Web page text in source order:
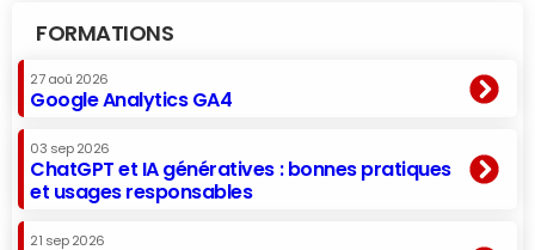
FORMATIONS
27 aoû 2026
Google Analytics GA4
03 sep 2026
ChatGPT et IA génératives : bonnes pratiques
et usages responsables
21 sep 2026